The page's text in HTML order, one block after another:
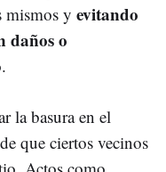
mismos y evitando
daños o
la basura en el
que ciertos vecinos